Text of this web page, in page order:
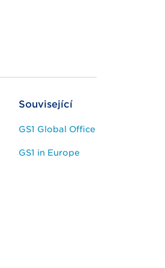
Související
GS1 Global Office
GS1 in Europe